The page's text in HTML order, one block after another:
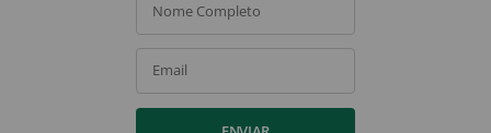
Nome Completo
Email